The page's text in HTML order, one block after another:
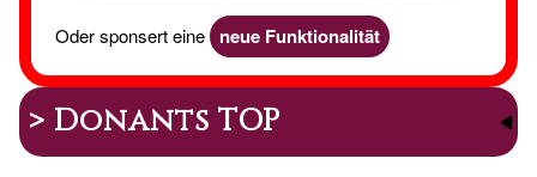
Oder sponsert eine neue Funktionalität
> Donants TOP